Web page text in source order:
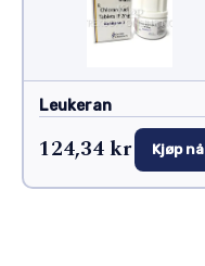
Leukeran
124,34 kr Kjøp nå